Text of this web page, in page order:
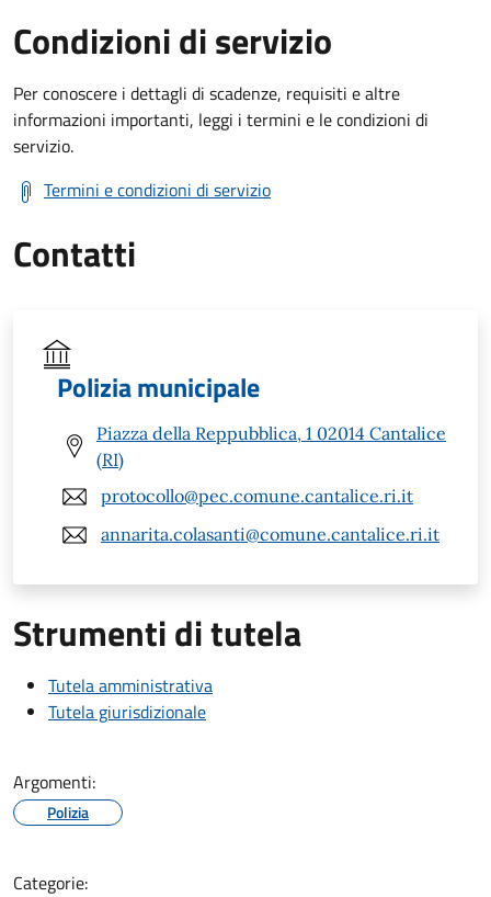
Condizioni di servizio
Per conoscere i dettagli di scadenze, requisiti e altre
informazioni importanti, leggi i termini e le condizioni di
servizio.
Termini e condizioni di servizio
Contatti
Polizia municipale
Piazza della Reppubblica, 1 02014 Cantalice
(RI)
protocollo@pec.comune.cantalice.ri.it
annarita.colasanti@comune.cantalice.ri.it
Strumenti di tutela
Tutela amministrativa
Tutela giurisdizionale
Argomenti:
Polizia
Categorie: